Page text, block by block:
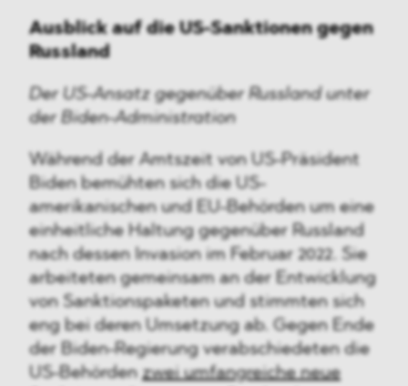
Ausblick auf die US-Sanktionen gegen
Russland
Der US-Ansatz gegenüber Russland unter
der Biden-Administration
Während der Amtszeit von US-Präsident
Biden bemühten sich die US-
amerikanischen und EU-Behörden um eine
einheitliche Haltung gegenüber Russland
nach dessen Invasion im Februar 2022. Sie
arbeiteten gemeinsam an der Entwicklung
von Sanktionspaketen und stimmten sich
eng bei deren Umsetzung ab. Gegen Ende
der Biden-Regierung verabschiedeten die
US-Behördenzwei umfangreiche neue